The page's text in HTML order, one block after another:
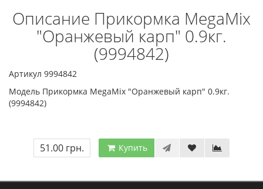
Описание Прикормка MegaMix
"Оранжевый карп" 0.9кг.
(9994842)
Артикул 9994842
Модель Прикормка MegaMix "Оранжевый карп" 0.9кг.
(9994842)
51.00 грн. Купить